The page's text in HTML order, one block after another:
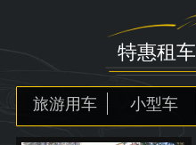
特惠租车
旅游用车 小型车